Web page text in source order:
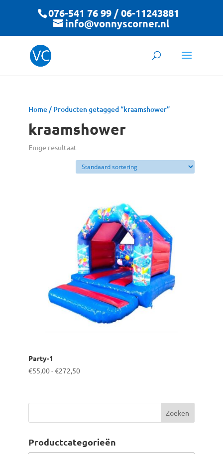
076-541 76 99 / 06-11243881
info@vonnyscorner.nl
Home/ Producten getagged “kraamshower”
kraamshower
Enige resultaat
Party-1
€55,00-€272,50Prijsklasse:
€272,50
Productcategorieën